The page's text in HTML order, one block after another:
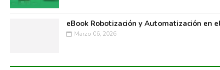
eBook Robotización y Automatización en
Marzo 06, 2026